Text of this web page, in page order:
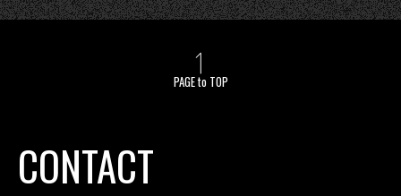
PAGE to TOP
CONTACT